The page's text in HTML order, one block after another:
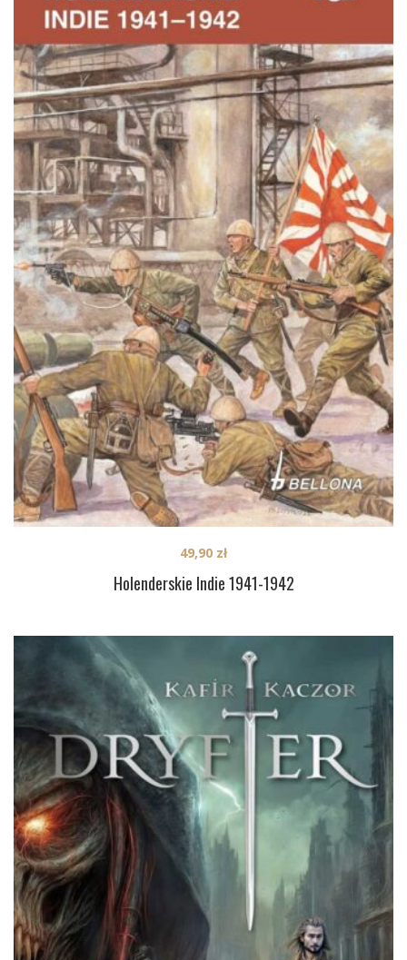
Holenderskie Indie 1941-1942
49,90 zł